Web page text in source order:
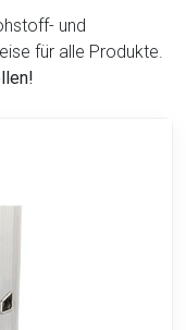
und
für alle Produkte.